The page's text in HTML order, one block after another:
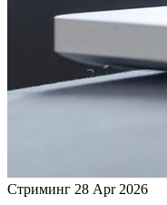
Стриминг 28 Apr 2026